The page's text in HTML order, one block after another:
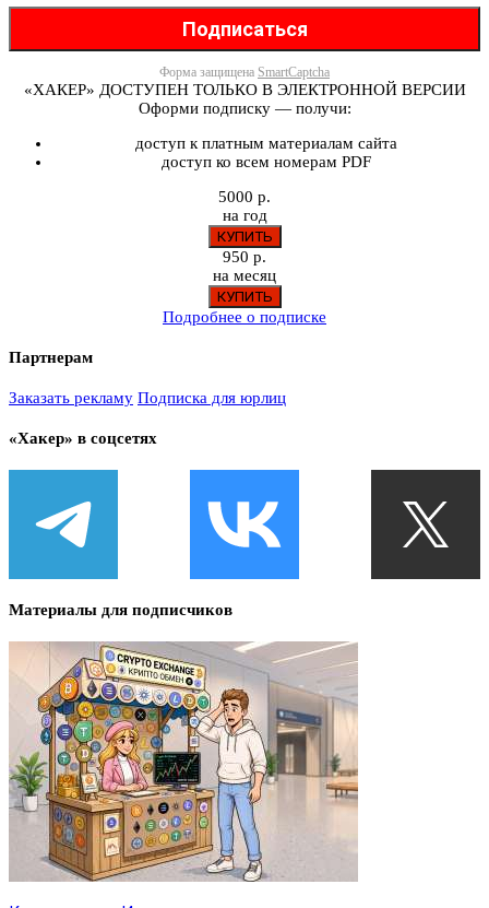
Форма защищена SmartCaptcha
«ХАКЕР» ДОСТУПЕН ТОЛЬКО В ЭЛЕКТРОННОЙ ВЕРСИИ
Оформи подписку — получи:
доступ к платным материалам сайта
доступ ко всем номерам PDF
5000 р.
на год
950 р.
на месяц
Подробнее о подписке
Партнерам
Заказать рекламу Подписка для юрлиц
«Хакер» в соцсетях
Материалы для подписчиков